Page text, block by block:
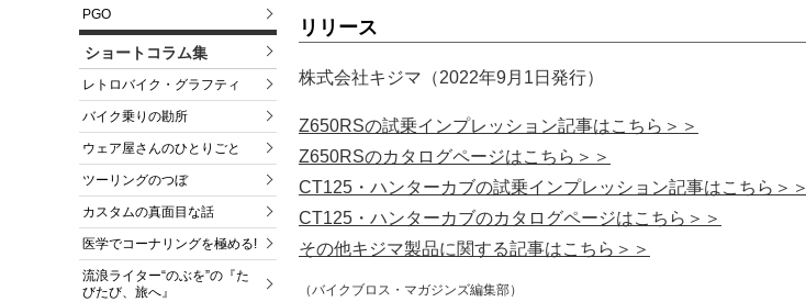
PGO
ショートコラム集
レトロバイク・グラフティ
バイク乗りの勘所
ウェア屋さんのひとりごと
ツーリングのつぼ
カスタムの真面目な話
医学でコーナリングを極める!
流浪ライター“のぶを”の『た
びたび、旅へ』
リリース
株式会社キジマ（2022年9月1日発行）
Z650RSの試乗インプレッション記事はこちら＞＞
Z650RSのカタログページはこちら＞＞
CT125・ハンターカブの試乗インプレッション記事はこちら＞＞
CT125・ハンターカブのカタログページはこちら＞＞
その他キジマ製品に関する記事はこちら＞＞
（バイクブロス・マガジンズ編集部）